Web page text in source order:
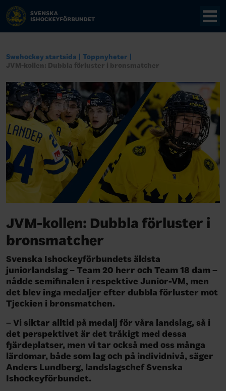
Swehockey startsida
Toppnyheter
JVM-kollen: Dubbla förluster i bronsmatcher
JVM-kollen: Dubbla förluster i
bronsmatcher
Svenska Ishockeyförbundets äldsta
juniorlandslag – Team 20 herr och Team 18 dam –
nådde semifinalen i respektive Junior-VM, men
det blev inga medaljer efter dubbla förluster mot
Tjeckien i bronsmatchen.
– Vi siktar alltid på medalj för våra landslag, så i
det perspektivet är det tråkigt med dessa
fjärdeplatser, men vi tar också med oss många
lärdomar, både som lag och på individnivå, säger
Anders Lundberg, landslagschef Svenska
Ishockeyförbundet.